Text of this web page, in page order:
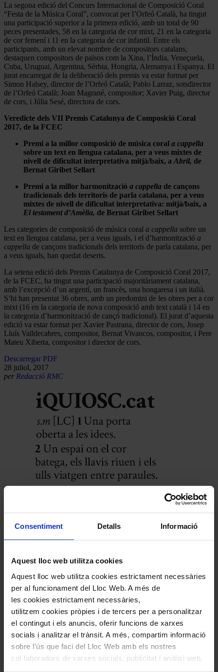
Consentiment Detalls Informació
Aquest lloc web utilitza cookies
Aquest lloc web utilitza cookies estrictament necessàries
per al funcionament del Lloc Web. A més de
les cookies estrictament necessàries,
utilitzem cookies pròpies i de tercers per a personalitzar
el contingut i els anuncis, oferir funcions de xarxes
socials i analitzar el trànsit. A més, compartim informació
sobre l'ús que faci del Lloc Web amb els nostres
col·laboradors de xarxes socials, publicitat i anàlisi web,
La segona edició del Concurs Internacional de Composició Coral
“Festa de la Música Coral”, convocat per l’Orfeó Català, ha tingut
una participació superior a la primera edició, amb un total de 90
peces presentades, 58 en la categoria de cor mixt, 21 en la categoria
de cor femení i 11 en la categoria de cor infantil. Entre els
participants, amb un elevat nombre de compositors catalans,
destaquen compositors de països com la Xina, l’Índia, Veneçuela,
Cuba, Uruguai, Argentina, Sèrbia, Hongria, Alemanya i Espanya. El
jurat encarregat de la deliberació dels premis va estar format per
Simon Halsey, director de l’Orfeó Català; Pablo Larraz, sotsdirector
de l’Orfeó Català; Joan Magrané, compositor; Xavier Puig, director
de cors, i Júlia Sesé, directora de cors.
Veredicte dels VII Premis Catalunya de Composició Coral
2017, de la FCEC
Premi a la millor composició de música coral a cappella
sobre un text en llengua catalana, per a veus mixtes de
nivell de dificultat interpretativa mitjà/baix, a Abril, de
Bernat Giribet Sellart
Premi a la millor harmonització a cappella de cançons
tradicionals dels territoris de parla catalana, per a veus
mixtes de nivell de dificultat interpretativa: mitjà/baix, a
El testament d’Amèlia, de Bernat Giribet Sellart
Les categories de composició de música coral a cappella sobre un
text en llengua catalana, per a veus iguals, i el d’harmonització a
cappella de cançons tradicionals dels territoris de parla catalana, per
a veus iguals, han quedat deserts.
La setena edició dels Premis Catalunya de Composició Coral 2017,
de la FCEC, ha tingut una participació majoritàriament catalana,
amb l’excepció d’un argentí, un francès, una hongaresa i un italià.
S’hi han presentat 36 obres, amb un predomini de les obres per a cor
mixt (16 en la categoria de nova composició amb text català i 14 en
la categoria d’harmonització de cançó tradicional). El jurat d’aquesta
edició va estar format per Xavier Pastrana, director de cors, Josep
Lluís Valldecabres, compositor, Bernat Vivancos, compositor, i Pere
Mateu Xiberta, compositor i director de cors.
Descarregar PDF
28 juliol, 2017
per Redacció RMC